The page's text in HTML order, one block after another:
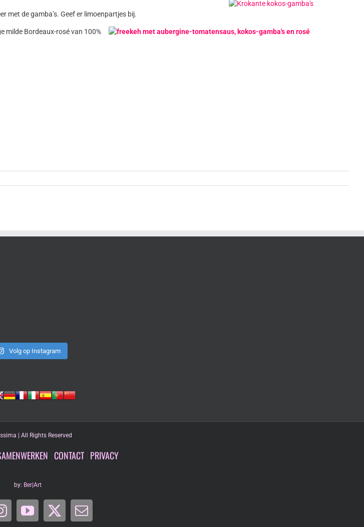
met de gamba’s. Geef er limoenpartjes bij.
milde Bordeaux-rosé van 100%
Volg op Instagram
| All Rights Reserved
CONTACT| PRIVACY
by: Ber|Art
Instagram
YouTube
X
E-